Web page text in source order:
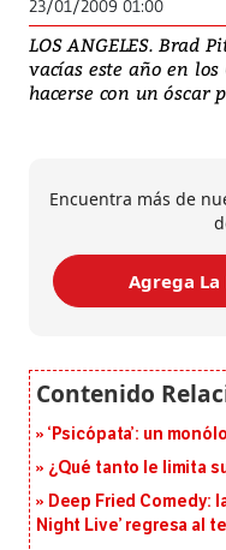
23/01/2009 01:00
LOS ANGELES. Brad
vacías este año en
hacerse con un óscar
Encuentra más de
Agrega
‘Psicópata’: un
¿Qué tanto le limita
Deep Fried Comedy:
Night Live’ regresa al